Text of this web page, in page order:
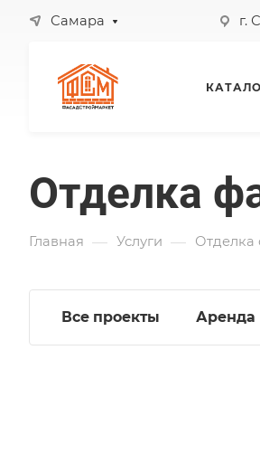
Самара г.
Отделка
Главная — Услуги — Отделка
Все проекты Аренда